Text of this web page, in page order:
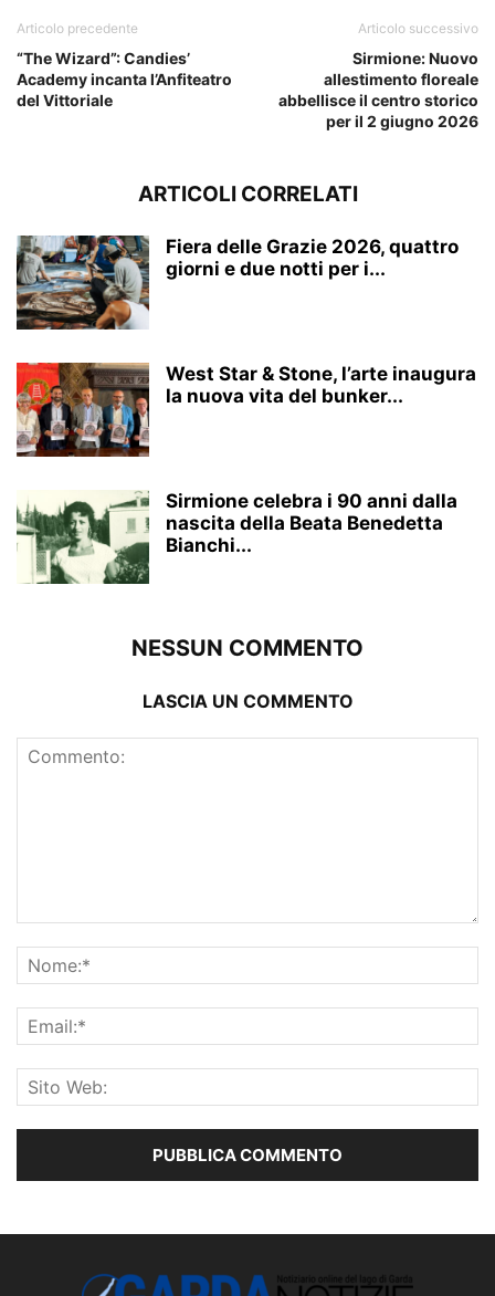
Articolo precedente
“The Wizard”: Candies’
Academy incanta l’Anfiteatro
del Vittoriale
Articolo successivo
Sirmione: Nuovo
allestimento floreale
abbellisce il centro storico
per il 2 giugno 2026
ARTICOLI CORRELATI
Fiera delle Grazie 2026, quattro
giorni e due notti per i...
West Star & Stone, l’arte inaugura
la nuova vita del bunker...
Sirmione celebra i 90 anni dalla
nascita della Beata Benedetta
Bianchi...
NESSUN COMMENTO
LASCIA UN COMMENTO